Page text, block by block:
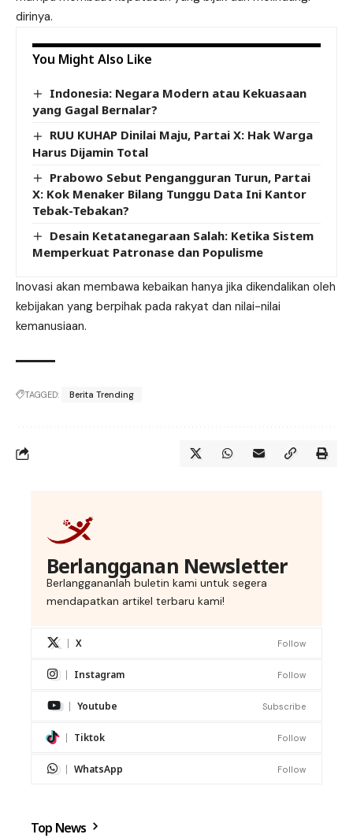
dirinya.
You Might Also Like
Indonesia: Negara Modern atau Kekuasaan
yang Gagal Bernalar?
RUU KUHAP Dinilai Maju, Partai X: Hak Warga
Harus Dijamin Total
Prabowo Sebut Pengangguran Turun, Partai
X: Kok Menaker Bilang Tunggu Data Ini Kantor
Tebak-Tebakan?
Desain Ketatanegaraan Salah: Ketika Sistem
Memperkuat Patronase dan Populisme
Inovasi akan membawa kebaikan hanya jika dikendalikan oleh
kebijakan yang berpihak pada rakyat dan nilai-nilai
kemanusiaan.
TAGGED: Berita Trending
Berlangganan Newsletter
Berlanggananlah buletin kami untuk segera
mendapatkan artikel terbaru kami!
X Follow
Instagram Follow
Youtube Subscribe
Tiktok Follow
WhatsApp Follow
Top News